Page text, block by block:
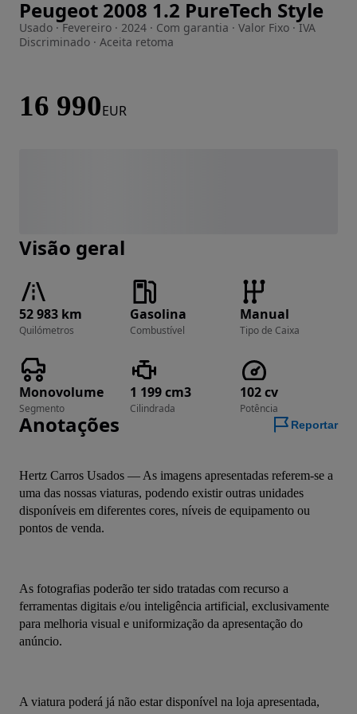
Imagem 1 de 17
Peugeot 2008 1.2 PureTech Style
Usado · Fevereiro · 2024 · Com garantia · Valor Fixo · IVA
Discriminado · Aceita retoma
16 990EUR
Visão geral
52 983 km
Quilómetros
Gasolina
Combustível
Manual
Tipo de Caixa
Monovolume
Segmento
1 199 cm3
Cilindrada
102 cv
Potência
Anotações Reportar
Hertz Carros Usados — As imagens apresentadas referem-se a
uma das nossas viaturas, podendo existir outras unidades
disponíveis em diferentes cores, níveis de equipamento ou
pontos de venda.
As fotografias poderão ter sido tratadas com recurso a
ferramentas digitais e/ou inteligência artificial, exclusivamente
para melhoria visual e uniformização da apresentação do
anúncio.
A viatura poderá já não estar disponível na loja apresentada,